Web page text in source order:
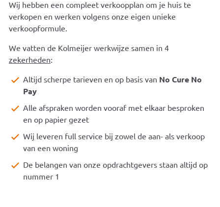
Wij hebben een compleet verkoopplan om je huis te
verkopen en werken volgens onze eigen unieke
verkoopformule.
We vatten de Kolmeijer werkwijze samen in 4
zekerheden:
Altijd scherpe tarieven en op basis van No Cure No
Pay
Alle afspraken worden vooraf met elkaar besproken
en op papier gezet
Wij leveren full service bij zowel de aan- als verkoop
van een woning
De belangen van onze opdrachtgevers staan altijd op
nummer 1